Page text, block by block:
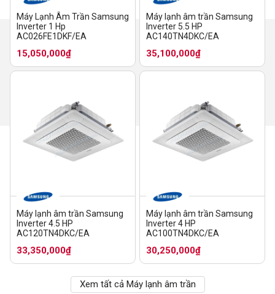
Máy Lạnh Âm Trần Samsung
Inverter 1 Hp
AC026FE1DKF/EA
15,050,000₫
Máy lạnh âm trần Samsung
Inverter 5.5 HP
AC140TN4DKC/EA
35,100,000₫
Máy lạnh âm trần Samsung
Inverter 4.5 HP
AC120TN4DKC/EA
33,350,000₫
Máy lạnh âm trần Samsung
Inverter 4 HP
AC100TN4DKC/EA
30,250,000₫
Xem tất cả Máy lạnh âm trần